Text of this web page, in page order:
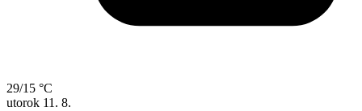
29/15 °C
utorok 11. 8.